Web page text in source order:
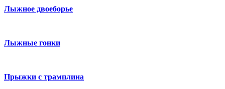
Лыжное двоеборье
Лыжные гонки
Прыжки с трамплина